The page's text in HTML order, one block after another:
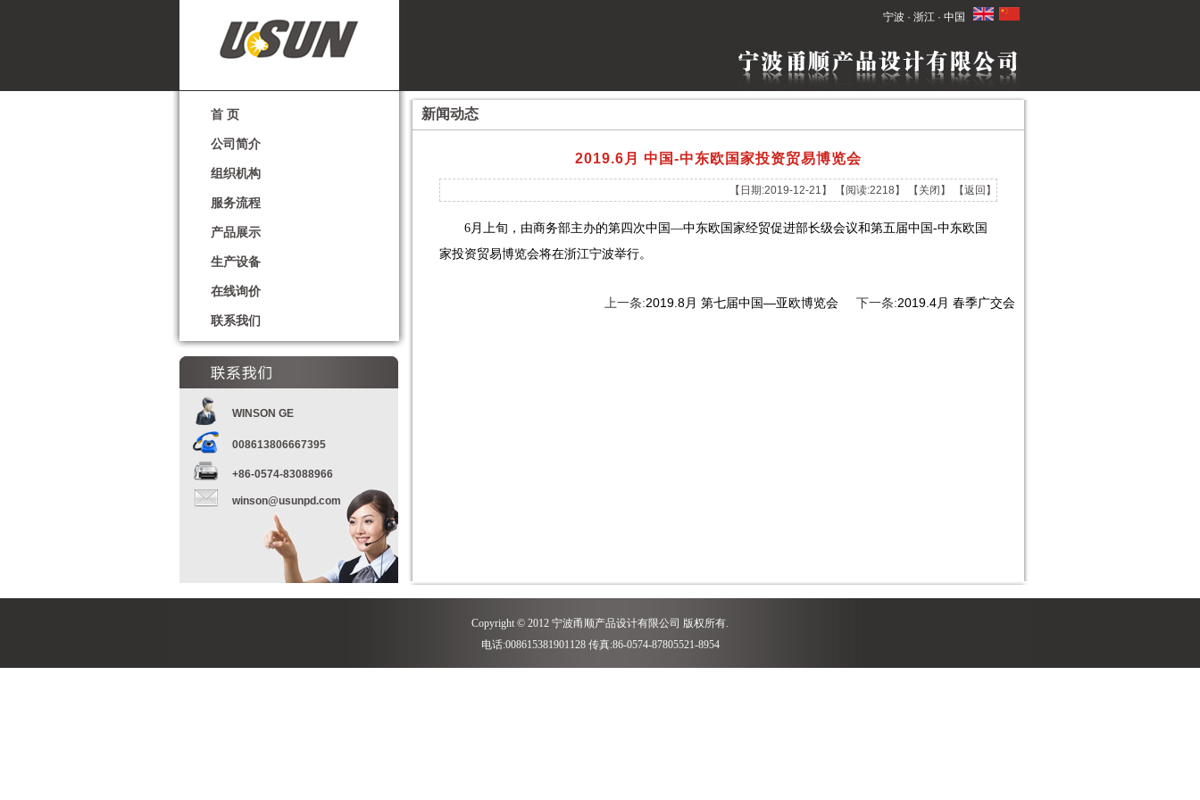
宁波 · 浙江 · 中国
首 页
公司简介
组织机构
服务流程
产品展示
生产设备
在线询价
联系我们
WINSON GE
008613806667395
+86-0574-83088966
winson@usunpd.com
新闻动态
2019.6月 中国-中东欧国家投资贸易博览会
【日期:2019-12-21】 【阅读:2218】 【 关闭 】 【返回 】
6月上旬，由商务部主办的第四次中国—中东欧国家经贸促进部长级会议和第五届中国-中东欧国
家投资贸易博览会将在浙江宁波举行。
下一条:2019.4月 春季广交会
上一条:2019.8月 第七届中国—亚欧博览会
Copyright © 2012 宁波甬顺产品设计有限公司 版权所有.
电话:008615381901128 传真:86-0574-87805521-8954